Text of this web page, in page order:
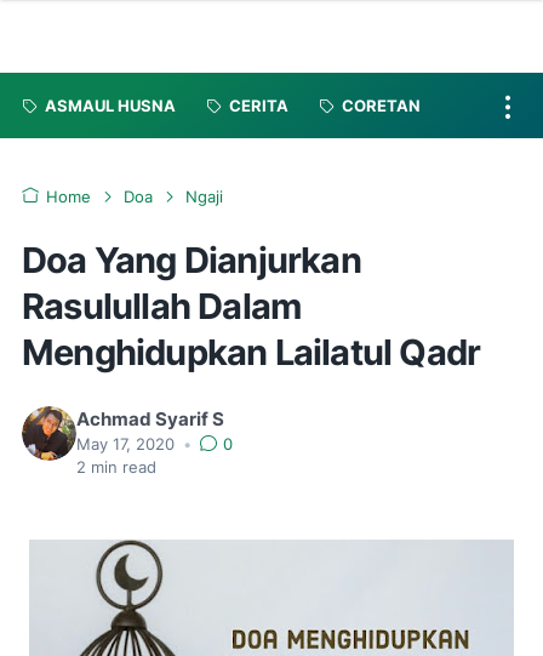
ASMAUL HUSNA CERITA CORETAN
Home Doa Ngaji
Doa Yang Dianjurkan
Rasulullah Dalam
Menghidupkan Lailatul Qadr
Achmad Syarif S
May 17, 2020 •
0
2 min read